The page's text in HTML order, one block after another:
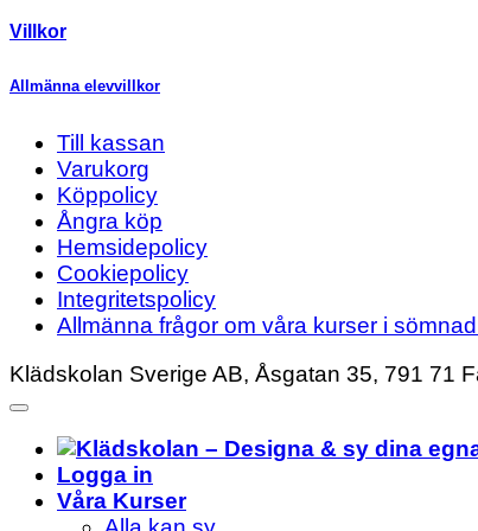
Villkor
Allmänna elevvillkor
Till kassan
Varukorg
Köppolicy
Ångra köp
Hemsidepolicy
Cookiepolicy
Integritetspolicy
Allmänna frågor om våra kurser i
Klädskolan Sverige AB, Åsgatan 35, 791 71
Logga in
Våra Kurser